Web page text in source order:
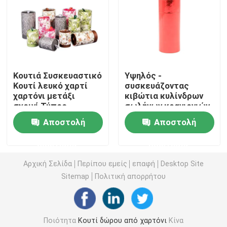
Κουτί από χαρτόνι πολυτέλειας
πτυσσόμενο κιβώτιο εγγράφου
Πτυσσόμενο κιβώτιο καρτών
Κουτί συσκευασίας Vape
Ζαρωμένο κουτί από χαρτόνι
Κουτιά Συσκευαστικό
Κουτί λευκό χαρτί
χαρτόνι μετάξι
σχοινί Τύπος
εκτύπωσης Γάμος
Πάρτι Δώρο Πακέτο
Τύπος
Αποστολή
Υψηλός -
συσκευάζοντας
κιβώτια κυλίνδρων
σωλήνων κραγιονιών
χαρτονιού σχεδίου
εκτύπωσης
ποιοτικής συνήθειας
Αποστολή
Αρχική Σελίδα Περίπου εμείς επαφή
Desktop Site
Sitemap
Πολιτική απορρήτου
Ποιότητα Κουτί δώρου από χαρτόνι Κίνα